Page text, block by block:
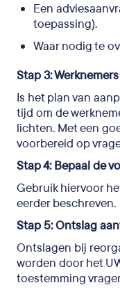
Een
toepassing).
Waar nodig te
Stap 3:
Is het plan van
tijd om de
lichten. Met een
voorbereid op
Stap 4: Bepaal de
Gebruik hiervoor
eerder beschreven.
Stap 5: Ontslag
Ontslagen bij
worden door het
toestemming